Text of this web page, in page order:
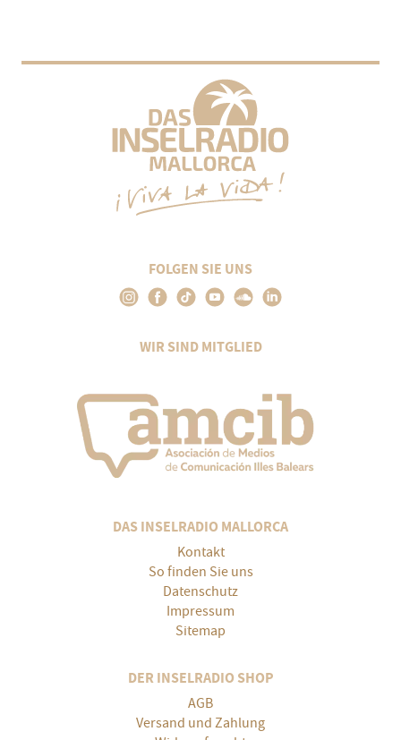
FOLGEN SIE UNS
WIR SIND MITGLIED
DAS INSELRADIO MALLORCA
Kontakt
So finden Sie uns
Datenschutz
Impressum
Sitemap
DER INSELRADIO SHOP
AGB
Versand und Zahlung